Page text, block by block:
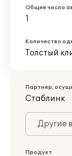
Общее число
1
Количество
Толстый
Партнер,
Стаблинк
Другие
Продукт